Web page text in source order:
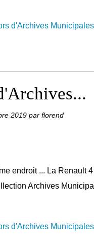
d'Archives Municipales
2019 par florend
endroit ... La Renault
Archives
d'Archives Municipales